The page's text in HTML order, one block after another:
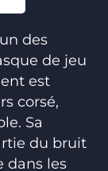
des
de jeu
est
corsé,
Sa
du bruit
dans les